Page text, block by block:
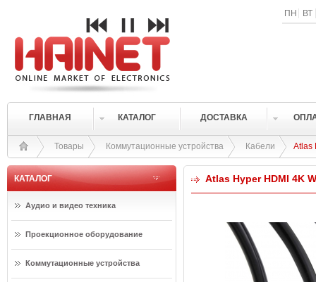
ПН ВТ
ГЛАВНАЯ КАТАЛОГ ДОСТАВКА
Товары Коммутационные устройства Кабели Atlas
КАТАЛОГ
Аудио и видео техника
Проекционное оборудование
Коммутационные устройства
Atlas Hyper HDMI 4K